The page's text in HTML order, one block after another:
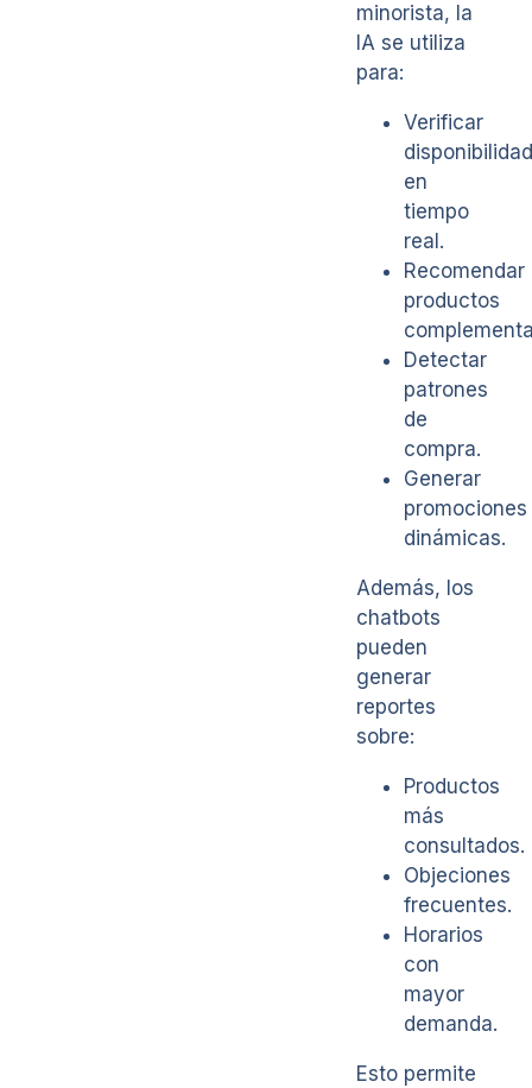
minorista, la
IA se utiliza
para:
Verificar
disponibilidad
en
tiempo
real.
Recomendar
productos
Detectar
patrones
de
compra.
Generar
promociones
dinámicas.
Además, los
chatbots
pueden
generar
reportes
sobre:
Productos
más
consultados.
Objeciones
frecuentes.
Horarios
con
mayor
demanda.
Esto permite